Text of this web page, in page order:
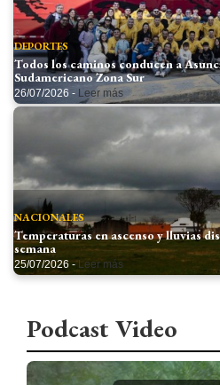
DEPORTES
Todos los caminos conducen a
Sudamericano Zona Sur
26/07/2026 - Leer más
NACIONALES
Temperaturas en ascenso y lluvias
semana
25/07/2026 -Leer más
Podcast Video